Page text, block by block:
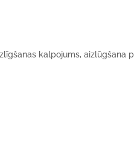
kalpojums, aizlūgšana